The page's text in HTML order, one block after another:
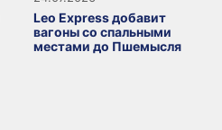
Leo Express добавит
вагоны со спальными
местами до Пшемысля